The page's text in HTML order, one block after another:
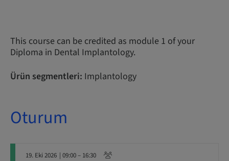
This course can be credited as module 1 of your
Diploma in Dental Implantology.
Ürün segmentleri: Implantology
Oturum
19. Eki 2026 | 09:00 – 16:30